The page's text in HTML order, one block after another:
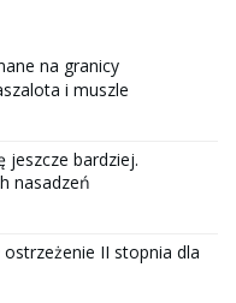
na granicy
i muszle
jeszcze bardziej.
nasadzeń
ostrzeżenie II stopnia dla